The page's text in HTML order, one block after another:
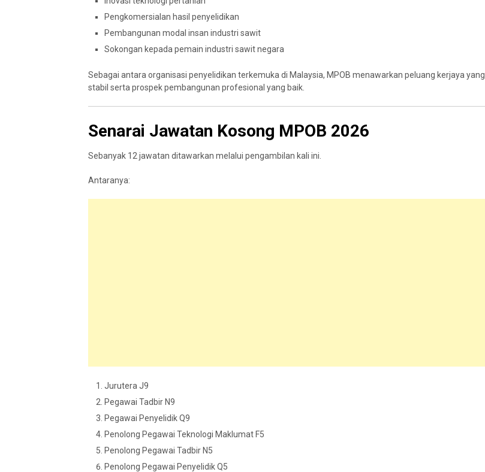
Pengkomersialan hasil penyelidikan
Pembangunan modal insan industri sawit
Sokongan kepada pemain industri sawit negara
Sebagai antara organisasi penyelidikan terkemuka di Malaysia, MPOB menawarkan peluang kerjaya yang
stabil serta prospek pembangunan profesional yang baik.
Senarai Jawatan Kosong MPOB 2026
Sebanyak 12 jawatan ditawarkan melalui pengambilan kali ini.
Antaranya:
Jurutera J9
Pegawai Tadbir N9
Pegawai Penyelidik Q9
Penolong Pegawai Teknologi Maklumat F5
Penolong Pegawai Tadbir N5
Penolong Pegawai Penyelidik Q5